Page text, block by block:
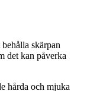
skärpan
det kan påverka
hårda och mjuka